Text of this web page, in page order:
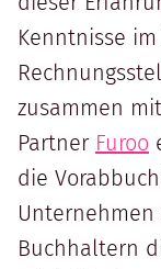
Kenntnisse
zusammen
Partner Furoo
die
Buchhaltern